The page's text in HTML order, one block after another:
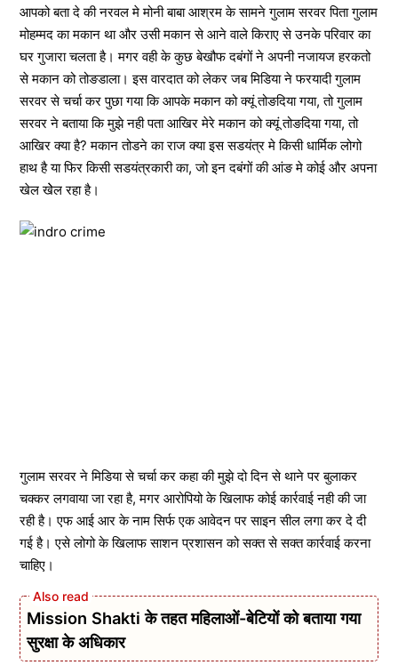
आपको बता दे की नरवल मे मोनी बाबा आश्रम के सामने गुलाम सरवर पिता गुलाम
मोहम्मद का मकान था और उसी मकान से आने वाले किराए से उनके परिवार का
घर गुजारा चलता है। मगर वही के कुछ बेखौफ दबंगों ने अपनी नजायज हरकतो
से मकान को तोङडाला। इस वारदात को लेकर जब मिडिया ने फरयादी गुलाम
सरवर से चर्चा कर पुछा गया कि आपके मकान को क्यूं तोङदिया गया, तो गुलाम
सरवर ने बताया कि मुझे नही पता आखिर मेरे मकान को क्यूं तोङदिया गया, तो
आखिर क्या है? मकान तोडने का राज क्या इस सडयंत्र मे किसी धार्मिक लोगो
हाथ है या फिर किसी सडयंत्रकारी का, जो इन दबंगों की आंङ मे कोई और अपना
खेल खेेल रहा है।
गुलाम सरवर ने मिडिया से चर्चा कर कहा की मुझे दो दिन से थाने पर बुलाकर
चक्कर लगवाया जा रहा है, मगर आरोपियो के खिलाफ कोई कार्रवाई नही की जा
रही है। एफ आई आर के नाम सिर्फ एक आवेदन पर साइन सील लगा कर दे दी
गई है। एसे लोगो के खिलाफ साशन प्रशासन को सक्त से सक्त कार्रवाई करना
चाहिए।
Mission Shakti के तहत महिलाओं-बेटियों को बताया गया
सुरक्षा के अधिकार